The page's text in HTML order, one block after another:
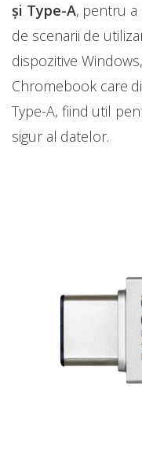
și Type-A, pentru a
de scenarii de
dispozitive
Chromebook care
Type-A, fiind util
sigur al datelor.